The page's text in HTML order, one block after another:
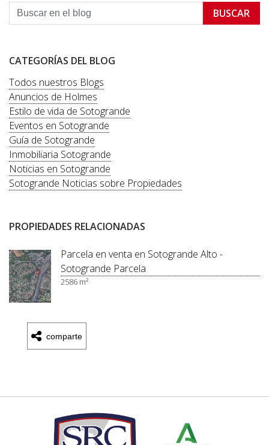
BUSCAR
CATEGORÍAS DEL BLOG
Todos nuestros Blogs
Anuncios de Holmes
Estilo de vida de Sotogrande
Eventos en Sotogrande
Guía de Sotogrande
Inmobiliaria Sotogrande
Noticias en Sotogrande
Sotogrande Noticias sobre Propiedades
PROPIEDADES RELACIONADAS
Parcela en venta en Sotogrande Alto -
Sotogrande Parcela
2586 m²
comparte